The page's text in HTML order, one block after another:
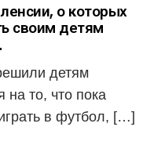
о которых
своим детям
детям
на то, что пока
в футбол, […]